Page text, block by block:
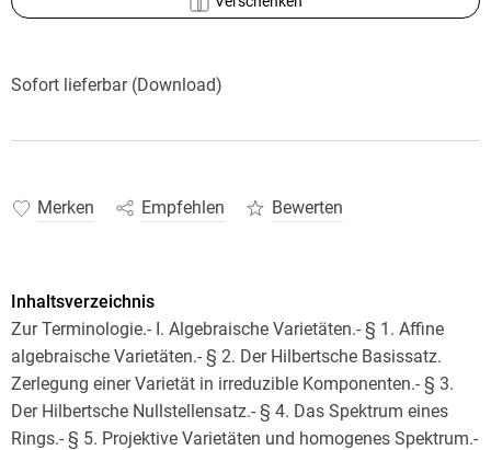
Sofort lieferbar (Download)
Merken Empfehlen Bewerten
Inhaltsverzeichnis
Zur Terminologie.- I. Algebraische Varietäten.- § 1. Affine
algebraische Varietäten.- § 2. Der Hilbertsche Basissatz.
Zerlegung einer Varietät in irreduzible Komponenten.- § 3.
Der Hilbertsche Nullstellensatz.- § 4. Das Spektrum eines
Rings.- § 5. Projektive Varietäten und homogenes Spektrum.-